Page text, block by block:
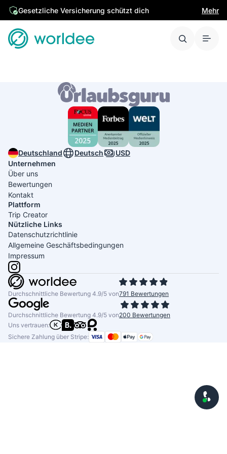
Gesetzliche Versicherung schützt dich Mehr
Deutschland Deutsch
USD
Unternehmen
Über uns
Bewertungen
Kontakt
Plattform
Trip Creator
Nützliche Links
Datenschutzrichtlinie
Allgemeine Geschäftsbedingungen
Impressum
Durchschnittliche Bewertung 4.9/5 von791 Bewertungen
Durchschnittliche Bewertung 4.9/5 von200 Bewertungen
Uns vertrauen:
Sichere Zahlung über Stripe: